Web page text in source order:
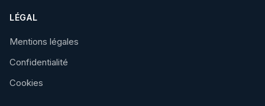
LÉGAL
Mentions légales
Confidentialité
Cookies